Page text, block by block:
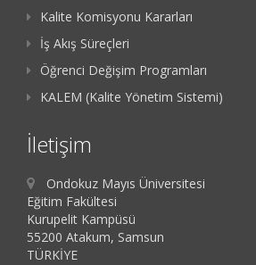
Kalite Komisyonu Kararları
İş Akış Süreçleri
Öğrenci Değişim Programları
KALEM (Kalite Yönetim Sistemi)
İletişim
Ondokuz Mayıs Üniversitesi
Eğitim Fakültesi
Kurupelit Kampüsü
55200 Atakum, Samsun
TÜRKİYE